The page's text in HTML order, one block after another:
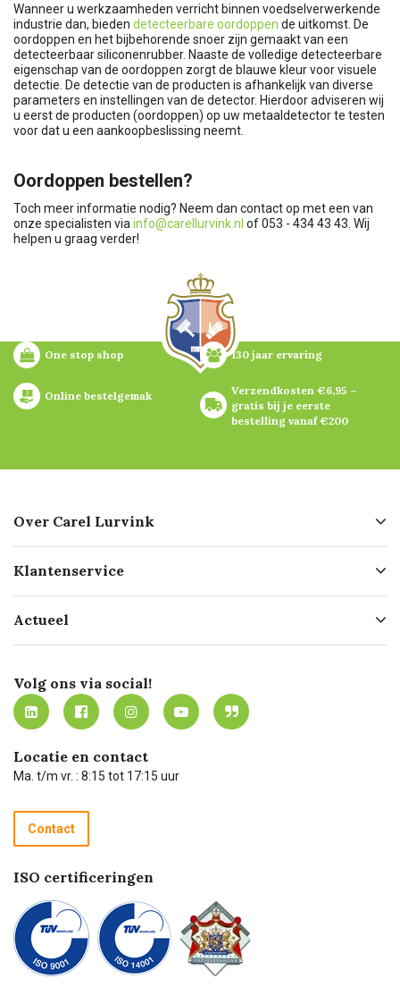
Wanneer u werkzaamheden verricht binnen voedselverwerkende
industrie dan, bieden detecteerbare oordoppen de uitkomst. De
oordoppen en het bijbehorende snoer zijn gemaakt van een
detecteerbaar siliconenrubber. Naaste de volledige detecteerbare
eigenschap van de oordoppen zorgt de blauwe kleur voor visuele
detectie. De detectie van de producten is afhankelijk van diverse
parameters en instellingen van de detector. Hierdoor adviseren wij
u eerst de producten (oordoppen) op uw metaaldetector te testen
voor dat u een aankoopbeslissing neemt.
Oordoppen bestellen?
Toch meer informatie nodig? Neem dan contact op met een van
onze specialisten via info@carellurvink.nl of 053 - 434 43 43. Wij
helpen u graag verder!
One stop shop 130 jaar ervaring
Online bestelgemak
Verzendkosten €6,95 –
gratis bij je eerste
bestelling vanaf €200
Over Carel Lurvink
Geschiedenis
Missie
Certificering
Werken bij Carel Lurvink
MVO
Klantenservice
Bezorgen
Mijn Carel Lurvink
Mijn Carel Lurvink instructievideo's
Carel Lurvink App
Hulp op afstand
Technische dienst
Recycle programma
Betalen
Actueel
Innovation LAB
Tevreden klanten
Carel Lurvink Blog
Carel de podcast
Volg ons via social!
Locatie en contact
Ma. t/m vr. : 8:15 tot 17:15 uur
Contact
ISO certificeringen